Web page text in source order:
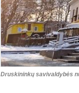
Druskininkų savivaldybės